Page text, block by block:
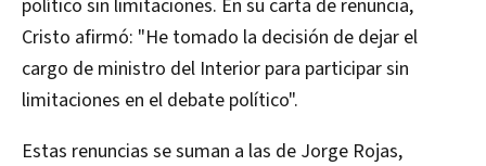
político sin limitaciones. En su carta de renuncia,
Cristo afirmó: "He tomado la decisión de dejar el
cargo de ministro del Interior para participar sin
limitaciones en el debate político".
Estas renuncias se suman a las de Jorge Rojas,